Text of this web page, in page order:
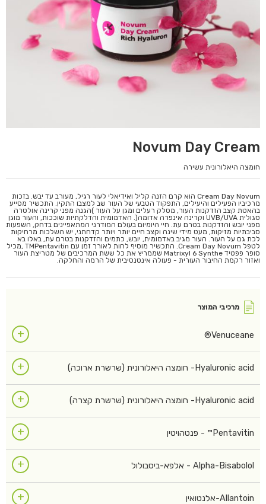
Novum Day Cream
חומצה היאלורונית עשירה
Cream Day Novum הוא קרם הזנה קליל ואידיאלי לעור רגיל, מעורב עד יבש. בזכות
מרכיביו הפעילים והיעילים, התפקוד הטבעי של העור שב למצבו התקין. התכשיר מסייע
בהאטת קצב הזדקנות העור, מסלק רעלים ומגן על העור )הגנה מפני קרינה אולטרה
סגולית UVB/UVA וקרינה אינפרה אדומה(. האדמומית והדלקתיות שוככות, והעור מוגן
מפני יובש והזדקנות בטרם עת. חיי היומיום בעולם המודרני המתאפיינים בדחק, השפעות
סביבתיות מזיקות, מעט מידי שינה וקצב חיים יותר ויותר קדחתני, יש השלכות מרחיקות
לכת גם על העור. העור מגיב באדמומית, יובש, כתמים והזדקנות בטרם עת, באלו בא
לטפל Cream Day Novum. התכשיר מוסיף לחות לאורך זמן עם TMPentavitin ,מכיל
סופר פפטיד Matrixyl 6 Synthe שממריץ את כל ששת המרכיבים של מטריצת העור
ואזור רקמת החיבור העורית - פעולה אינטנסיבית של הרמה והחלקה.
מרכיבי המוצר
Venuceane®
+
Hyaluronic acid- חומצה היאלורונית (שרשרת ארוכה) +
Hyaluronic acid- חומצה היאלורונית (שרשרת קצרה) +
Pentavitin™ - פנטהויטין +
Alpha-Bisabolol - אלפא-ביסבולול +
Allantoin-אלנטואין +